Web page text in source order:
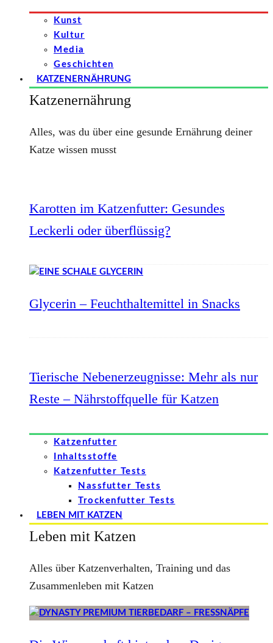
Kunst
Kultur
Media
Geschichten
KATZENERNÄHRUNG
Katzenernährung
Alles, was du über eine gesunde Ernährung deiner
Katze wissen musst
Karotten im Katzenfutter: Gesundes
Leckerli oder überflüssig?
Glycerin – Feuchthaltemittel in Snacks
Tierische Nebenerzeugnisse: Mehr als nur
Reste – Nährstoffquelle für Katzen
Katzenfutter
Inhaltsstoffe
Katzenfutter Tests
Nassfutter Tests
Trockenfutter Tests
LEBEN MIT KATZEN
Leben mit Katzen
Alles über Katzenverhalten, Training und das
Zusammenleben mit Katzen